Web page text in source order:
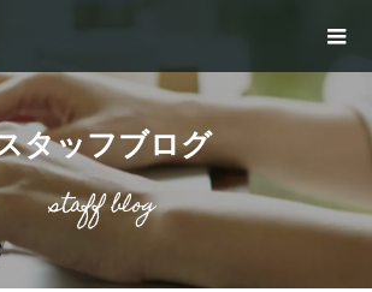
タッフブログ
staff blog